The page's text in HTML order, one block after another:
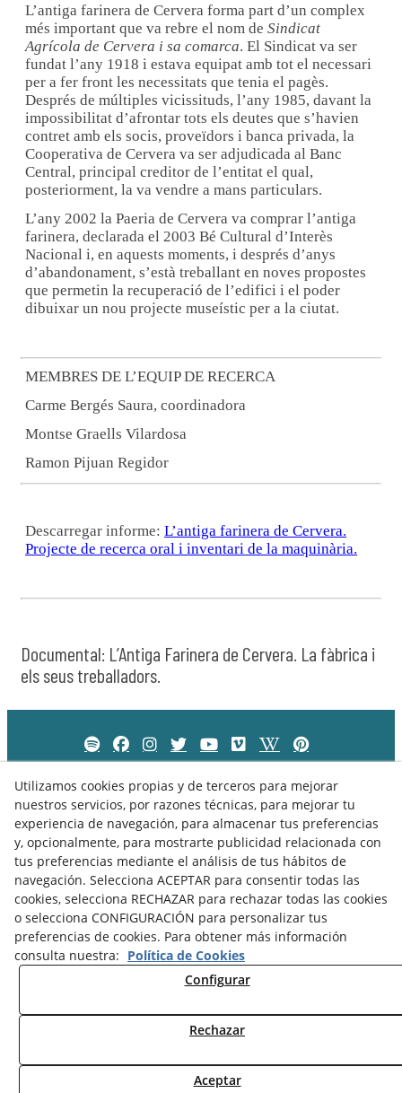
L’antiga farinera de Cervera forma part d’un complex
més important que va rebre el nom de Sindicat
Agrícola de Cervera i sa comarca. El Sindicat va ser
fundat l’any 1918 i estava equipat amb tot el necessari
per a fer front les necessitats que tenia el pagès.
Després de múltiples vicissituds, l’any 1985, davant la
impossibilitat d’afrontar tots els deutes que s’havien
contret amb els socis, proveïdors i banca privada, la
Cooperativa de Cervera va ser adjudicada al Banc
Central, principal creditor de l’entitat el qual,
posteriorment, la va vendre a mans particulars.
L’any 2002 la Paeria de Cervera va comprar l’antiga
farinera, declarada el 2003 Bé Cultural d’Interès
Nacional i, en aquests moments, i després d’anys
d’abandonament, s’està treballant en noves propostes
que permetin la recuperació de l’edifici i el poder
dibuixar un nou projecte museístic per a la ciutat.
MEMBRES DE L’EQUIP DE RECERCA
Carme Bergés Saura, coordinadora
Montse Graells Vilardosa
Ramon Pijuan Regidor
Descarregar informe: L’antiga farinera de Cervera.
Projecte de recerca oral i inventari de la maquinària.
Documental: L’Antiga Farinera de Cervera. La fàbrica i
els seus treballadors.
Política de Cookies
Política de Privacidad
© 08/2026 Museu Comarcal de Cervera - Todos los derechos
Utilizamos cookies propias y de terceros para mejorar
nuestros servicios, por razones técnicas, para mejorar tu
experiencia de navegación, para almacenar tus preferencias
y, opcionalmente, para mostrarte publicidad relacionada con
tus preferencias mediante el análisis de tus hábitos de
navegación. Selecciona ACEPTAR para consentir todas las
cookies, selecciona RECHAZAR para rechazar todas las cookies
o selecciona CONFIGURACIÓN para personalizar tus
preferencias de cookies. Para obtener más información
consulta nuestra: Política de Cookies
Configurar
Rechazar
Aceptar